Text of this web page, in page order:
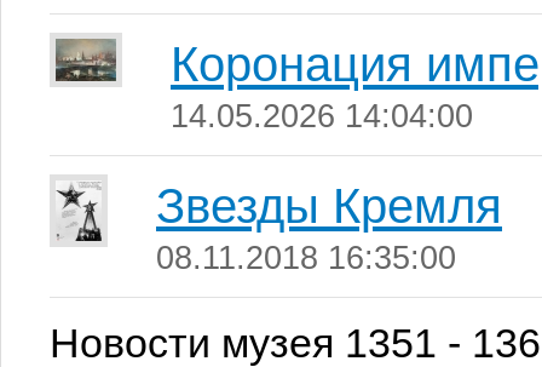
Коронация
14.05.2026 14:04:00
Звезды Кремля
08.11.2018 16:35:00
Новости музея 1351 -